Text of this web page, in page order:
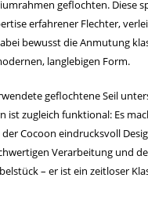
geflochten. Diese
erfahrener Flechter,
bewusst die Anmutung
langlebigen Form.
geflochtene Seil
ist zugleich funktional: Es
Cocoon eindrucksvoll
Verarbeitung und
– er ist ein zeitloser